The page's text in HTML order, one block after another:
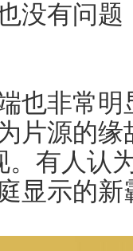
没有问
也非常
片源的
。有人认
显示的